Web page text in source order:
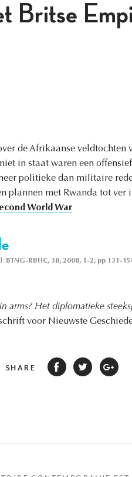
Britse
de Afrikaanse veldtochten
in staat waren een
politieke dan militaire
plannen met Rwanda tot ver
World War
BTNG-RBHC, 38, 2008, 1-2, pp 131-
arms? Het diplomatieke
voor Nieuwste
SHARE